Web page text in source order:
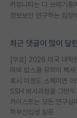
커뮤니티는 다 쓰레기통
최근 댓글이 많이 달
미박 탑스쿨 유학이 빡
혹시 이정도 스펙이면
카이스트는 모든 연구실
학부신입생 질문